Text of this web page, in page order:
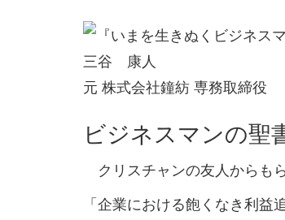
三谷 康人
元 株式会社鐘紡 専務取締役
ビジネスマンの聖
クリスチャンの友人からも
「企業における飽くなき利